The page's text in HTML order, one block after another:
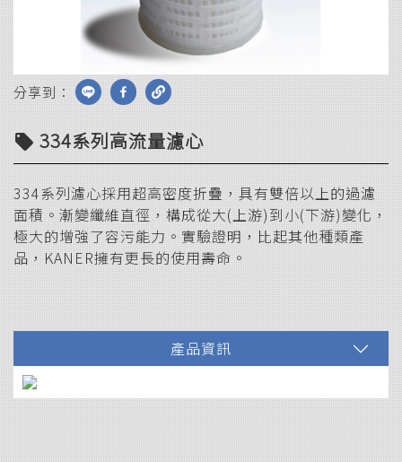
分享到：
local_offer334系列高流量濾心
334系列濾心採用超高密度折疊，具有雙倍以上的過濾
面積。漸變纖維直徑，構成從大(上游)到小(下游)變化，
極大的增強了容污能力。實驗證明，比起其他種類產
品，KANER擁有更長的使用壽命。
產品資訊